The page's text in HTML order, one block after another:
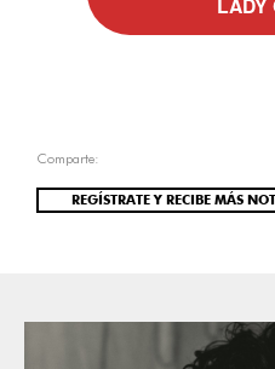
LADY
Comparte:
REGÍSTRATE Y RECIBE MÁS